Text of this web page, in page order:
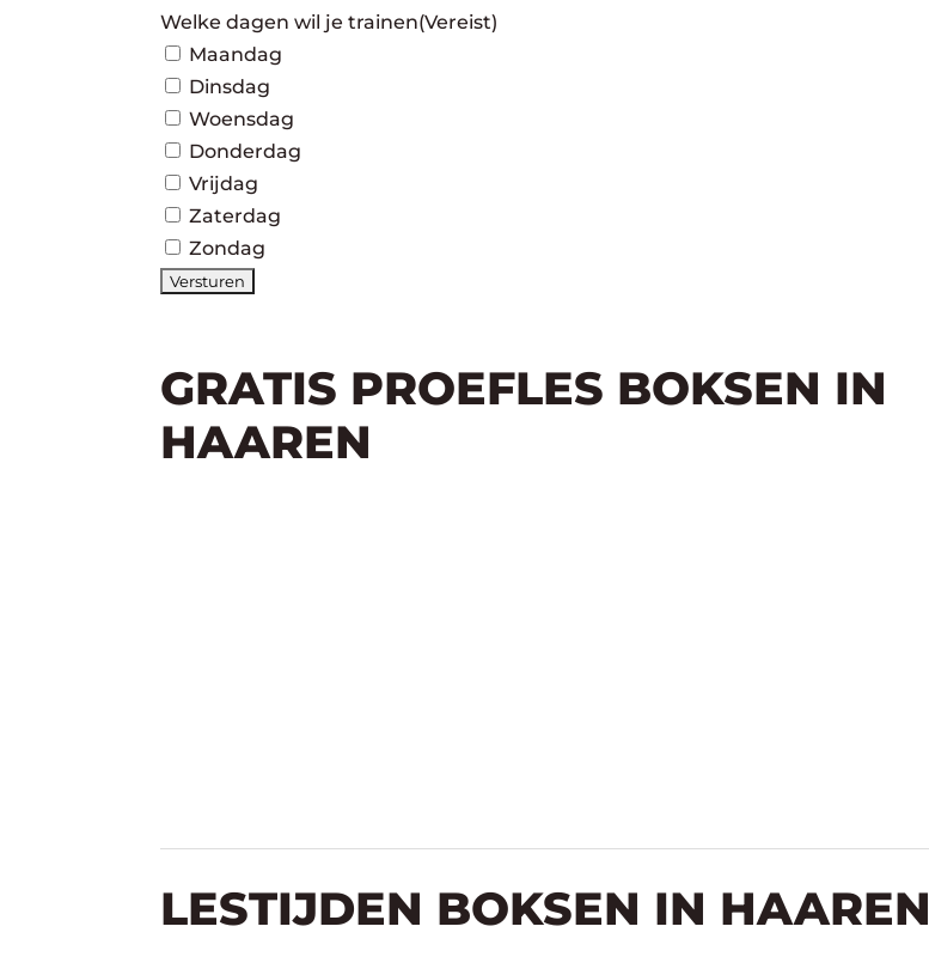
Welke dagen wil je trainen(Vereist)
Maandag
Dinsdag
Woensdag
Donderdag
Vrijdag
Zaterdag
Zondag
GRATIS PROEFLES BOKSEN IN
HAAREN
LESTIJDEN BOKSEN IN HAAREN